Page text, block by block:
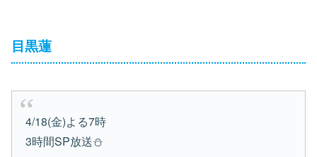
目黒蓮
4/18(金)よる7時
3時間SP放送⛄️